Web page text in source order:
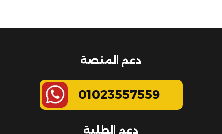
دعم المنصة
01023557559
دعم الطلبة